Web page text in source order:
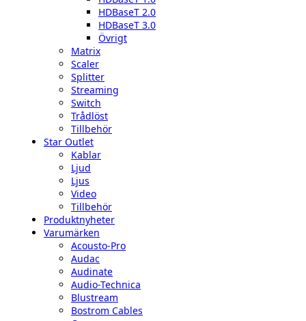
HDBaseT 2.0
HDBaseT 3.0
Övrigt
Matrix
Scaler
Splitter
Streaming
Switch
Trådlöst
Tillbehör
Star Outlet
Kablar
Ljud
Ljus
Video
Tillbehör
Produktnyheter
Varumärken
Acousto-Pro
Audac
Audinate
Audio-Technica
Blustream
Bostrom Cables